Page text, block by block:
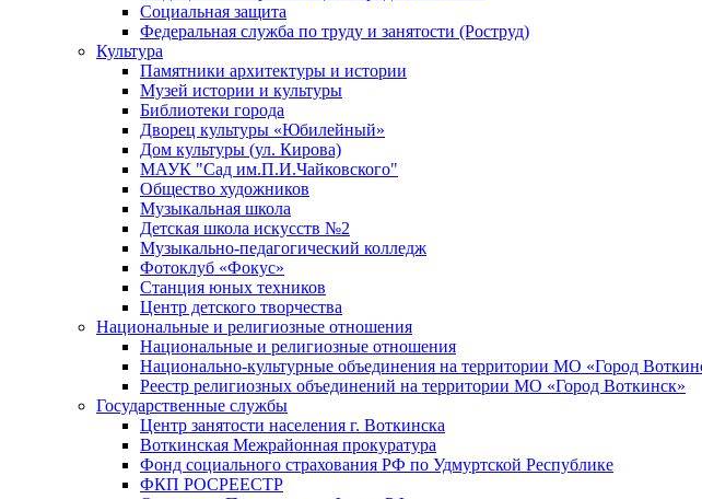
Социальная защита
Федеральная служба по труду и занятости (Роструд)
Культура
Памятники архитектуры и истории
Музей истории и культуры
Библиотеки города
Дворец культуры «Юбилейный»
Дом культуры (ул. Кирова)
МАУК "Сад им.П.И.Чайковского"
Общество художников
Музыкальная школа
Детская школа искусств №2
Музыкально-педагогический колледж
Фотоклуб «Фокус»
Станция юных техников
Центр детского творчества
Национальные и религиозные отношения
Национальные и религиозные отношения
Национально-культурные объединения на территории МО «Город
Реестр религиозных объединений на территории МО «Город Воткинск»
Государственные службы
Центр занятости населения г. Воткинска
Воткинская Межрайонная прокуратура
Фонд социального страхования РФ по Удмуртской Республике
ФКП РОСРЕЕСТР